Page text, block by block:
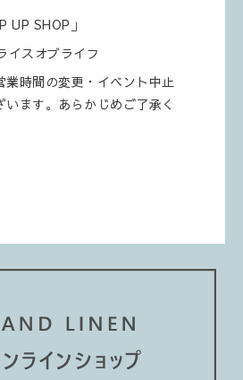
UP SHOP」
スオブライフ
業時間の変更・イベント中止
います。あらかじめご了承く